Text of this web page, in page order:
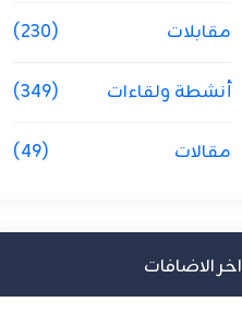
مقابلات (230)
أنشطة ولقاءات (349)
مقالات (49)
اخر الاضافات